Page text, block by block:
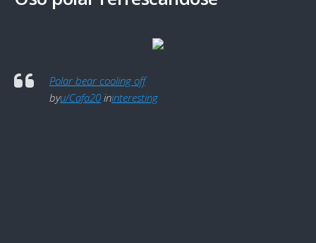
Polar bear cooling off
byu/Cafa20 ininteresting